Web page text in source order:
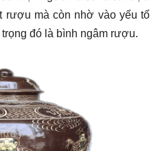
rượu mà còn nhờ vào yếu tố
đó là bình ngâm rượu.